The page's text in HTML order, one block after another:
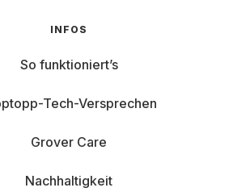
INFOS
So funktioniert’s
Tech-Versprechen
Grover Care
Nachhaltigkeit